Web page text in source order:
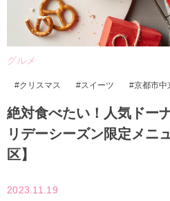
グルメ
クリスマス スイーツ 京都市中
絶対食べたい！人気ドー
リデーシーズン限定メニ
区】
2023.11.19